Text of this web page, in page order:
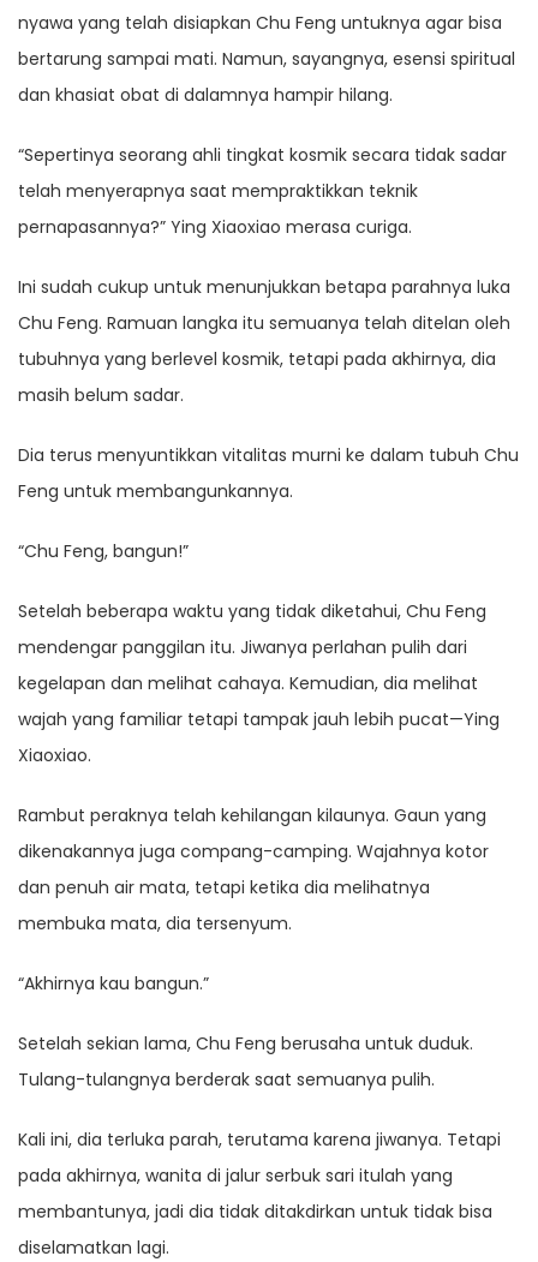
nyawa yang telah disiapkan Chu Feng untuknya agar bisa
bertarung sampai mati. Namun, sayangnya, esensi spiritual
dan khasiat obat di dalamnya hampir hilang.
“Sepertinya seorang ahli tingkat kosmik secara tidak sadar
telah menyerapnya saat mempraktikkan teknik
pernapasannya?” Ying Xiaoxiao merasa curiga.
Ini sudah cukup untuk menunjukkan betapa parahnya luka
Chu Feng. Ramuan langka itu semuanya telah ditelan oleh
tubuhnya yang berlevel kosmik, tetapi pada akhirnya, dia
masih belum sadar.
Dia terus menyuntikkan vitalitas murni ke dalam tubuh Chu
Feng untuk membangunkannya.
“Chu Feng, bangun!”
Setelah beberapa waktu yang tidak diketahui, Chu Feng
mendengar panggilan itu. Jiwanya perlahan pulih dari
kegelapan dan melihat cahaya. Kemudian, dia melihat
wajah yang familiar tetapi tampak jauh lebih pucat—Ying
Xiaoxiao.
Rambut peraknya telah kehilangan kilaunya. Gaun yang
dikenakannya juga compang-camping. Wajahnya kotor
dan penuh air mata, tetapi ketika dia melihatnya
membuka mata, dia tersenyum.
“Akhirnya kau bangun.”
Setelah sekian lama, Chu Feng berusaha untuk duduk.
Tulang-tulangnya berderak saat semuanya pulih.
Kali ini, dia terluka parah, terutama karena jiwanya. Tetapi
pada akhirnya, wanita di jalur serbuk sari itulah yang
membantunya, jadi dia tidak ditakdirkan untuk tidak bisa
diselamatkan lagi.